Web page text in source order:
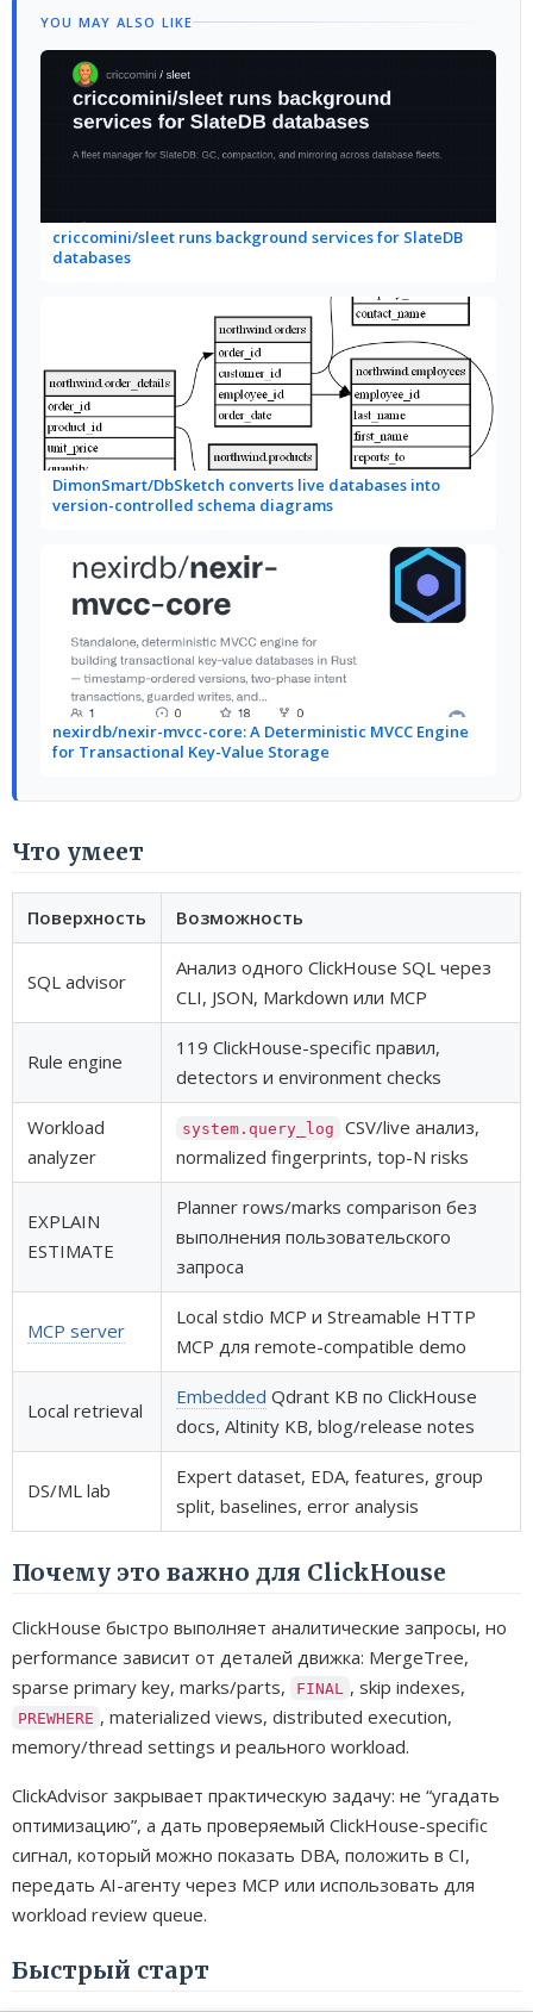
YOU MAY ALSO LIKE
criccomini/sleet runs background services for SlateDB
databases
DimonSmart/DbSketch converts live databases into
version-controlled schema diagrams
nexirdb/nexir-mvcc-core: A Deterministic MVCC Engine
for Transactional Key-Value Storage
Что умеет
Поверхность Возможность
SQL advisor
Анализ одного ClickHouse SQL через
CLI, JSON, Markdown или MCP
Rule engine
119 ClickHouse-specific правил,
detectors и environment checks
Workload
analyzer
system.query_log
CSV/live анализ,
normalized fingerprints, top-N risks
EXPLAIN
ESTIMATE
Planner rows/marks comparison без
выполнения пользовательского
запроса
MCP server
Local stdio MCP и Streamable HTTP
MCP для remote-compatible demo
Local retrieval
Embedded Qdrant KB по ClickHouse
docs, Altinity KB, blog/release notes
DS/ML lab
Expert dataset, EDA, features, group
split, baselines, error analysis
Почему это важно для ClickHouse
ClickHouse быстро выполняет аналитические запросы, но
performance зависит от деталей движка: MergeTree,
sparse primary key, marks/parts,
FINAL , skip indexes,
PREWHERE , materialized views, distributed execution,
memory/thread settings и реального workload.
ClickAdvisor закрывает практическую задачу: не “угадать
оптимизацию”, а дать проверяемый ClickHouse-specific
сигнал, который можно показать DBA, положить в CI,
передать AI-агенту через MCP или использовать для
workload review queue.
Быстрый старт